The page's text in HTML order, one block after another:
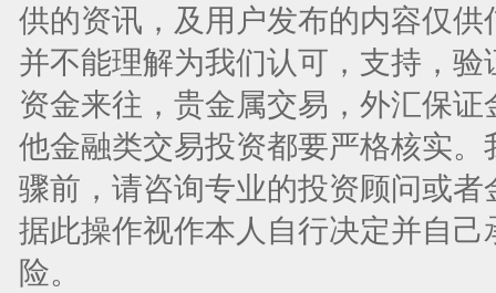
供的资讯，及用户发布的内容仅
并不能理解为我们认可，支持，
资金来往，贵金属交易，外汇保
他金融类交易投资都要严格核实
骤前，请咨询专业的投资顾问或
据此操作视作本人自行决定并自
险。